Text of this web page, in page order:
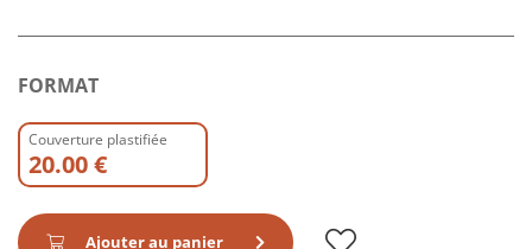
FORMAT
Couverture plastifiée
20.00 €
Ajouter au panier